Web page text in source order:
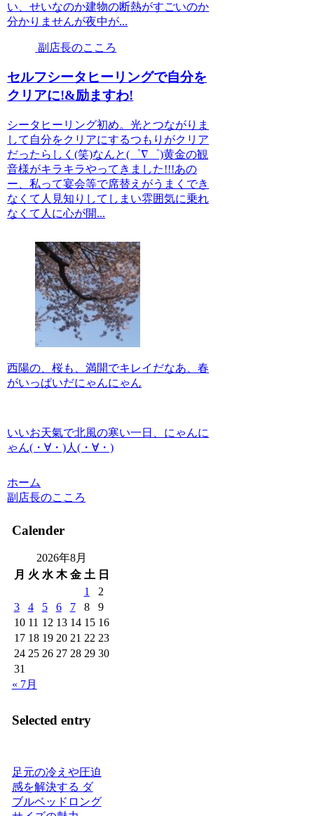
い、せいなのか建物の断熱がすごいのか
分かりませんが夜中が...
副店長のこころ
セルフシータヒーリングで自分を
クリアに!&励ますわ!
シータヒーリング初め。光とつながりま
して自分をクリアにするつもりがクリア
だったらしく(笑)なんと(゜∇゜)黄金の観
音様がキラキラやってきました!!!あの
ー、私って宴会等で席替えがうまくでき
なくて人見知りしてしまい雰囲気に乗れ
なくて人に心が開...
西陽の、桜も、満開でキレイだなあ、春
がいっぱいだにゃんにゃん
いいお天氣で北風の寒い一日、にゃんに
ゃん(・∀・)人(・∀・)
ホーム
副店長のこころ
Calender
2026年8月
月 火 水 木 金 土 日
1
2
3
4 5 6 7 8
9
10 11 12 13 14 15 16
17 18 19 20 21 22 23
24 25 26 27 28 29 30
31
« 7月
Selected entry
足元の冷えや圧迫
感を解決する ダ
ブルベッドロング